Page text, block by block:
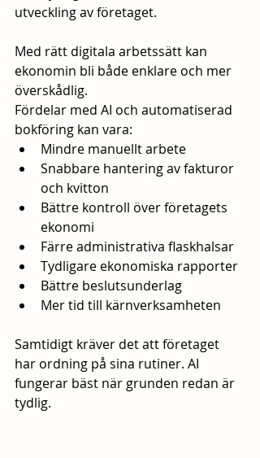
utveckling av företaget.
Med rätt digitala arbetssätt kan
ekonomin bli både enklare och mer
överskådlig.
Fördelar med AI och automatiserad
bokföring kan vara:
Mindre manuellt arbete
Snabbare hantering av fakturor
och kvitton
Bättre kontroll över företagets
ekonomi
Färre administrativa flaskhalsar
Tydligare ekonomiska rapporter
Bättre beslutsunderlag
Mer tid till kärnverksamheten
Samtidigt kräver det att företaget
har ordning på sina rutiner. AI
fungerar bäst när grunden redan är
tydlig.